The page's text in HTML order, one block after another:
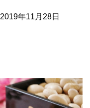
2019年11月28日